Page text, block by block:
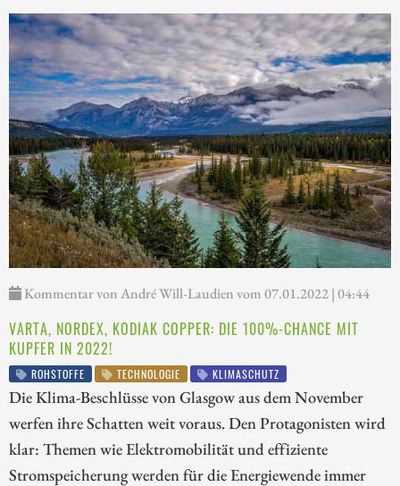
Kommentar von André Will-Laudien vom 07.01.2022 | 04:44
VARTA, NORDEX, KODIAK COPPER: DIE 100%-CHANCE MIT
KUPFER IN 2022!
ROHSTOFFE TECHNOLOGIE KLIMASCHUTZ
Die Klima-Beschlüsse von Glasgow aus dem November
werfen ihre Schatten weit voraus. Den Protagonisten wird
klar: Themen wie Elektromobilität und effiziente
Stromspeicherung werden für die Energiewende immer